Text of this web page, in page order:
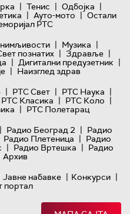
| Тенис | Одбојка |
| Ауто-мото | Остали
РТС
| Музика |
познатих | Здравље |
| Дигитални предузетник |
| Наизглед здрав
| РТС Свет | РТС Наука |
РТС Класика | РТС Коло |
| РТС Полетарац
| Радио Београд 2 | Радио
Радио Плетеница | Радио
| Радио Вртешка | Радио
Архив
Јавне набавке | Конкурси |
портал